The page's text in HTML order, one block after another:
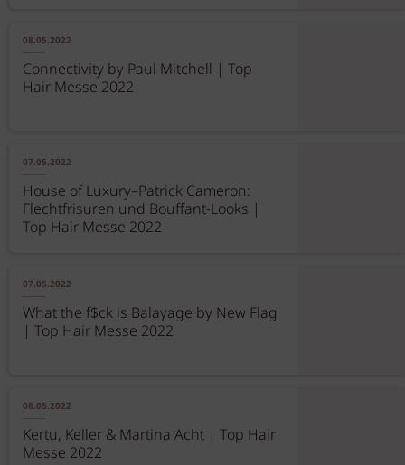
08.05.2022
Connectivity by Paul Mitchell | Top
Hair Messe 2022
07.05.2022
House of Luxury–Patrick Cameron:
Flechtfrisuren und Bouffant-Looks |
Top Hair Messe 2022
07.05.2022
What the f$ck is Balayage by New Flag
| Top Hair Messe 2022
08.05.2022
Kertu, Keller & Martina Acht | Top Hair
Messe 2022